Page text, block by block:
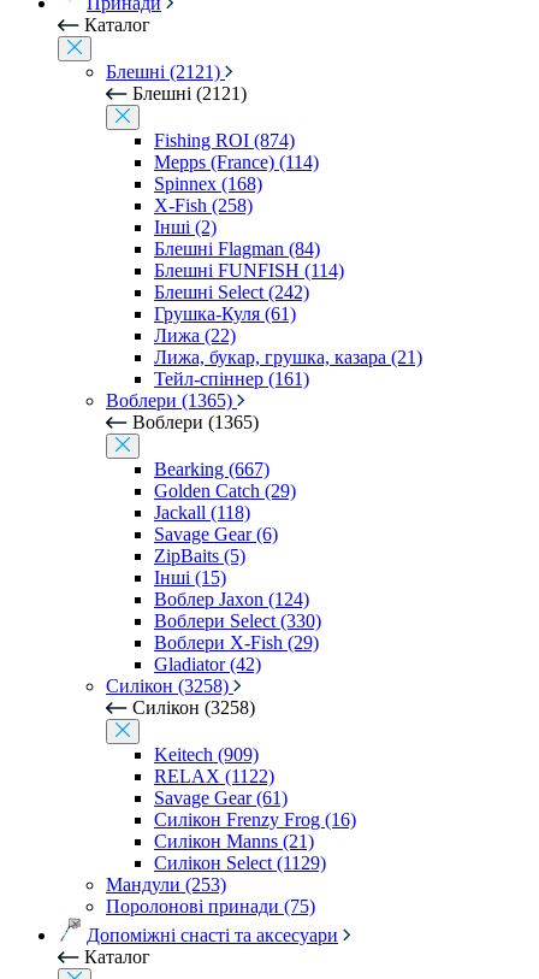
Каталог
Блешні (2121)
Блешні (2121)
Fishing ROI (874)
Mepps (France) (114)
Spinnex (168)
X-Fish (258)
Інші (2)
Блешні Flagman (84)
Блешні FUNFISH (114)
Блешні Select (242)
Грушка-Куля (61)
Лижа (22)
Лижа, букар, грушка, казара (21)
Тейл-спіннер (161)
Воблери (1365)
Воблери (1365)
Bearking (667)
Golden Catch (29)
Jackall (118)
Savage Gear (6)
ZipBaits (5)
Інші (15)
Воблер Jaxon (124)
Воблери Select (330)
Воблери X-Fish (29)
Gladiator (42)
Силікон (3258)
Силікон (3258)
Keitech (909)
RELAX (1122)
Savage Gear (61)
Силікон Frenzy Frog (16)
Силікон Manns (21)
Силікон Select (1129)
Мандули (253)
Поролонові принади (75)
Допоміжні снасті та аксесуари
Каталог